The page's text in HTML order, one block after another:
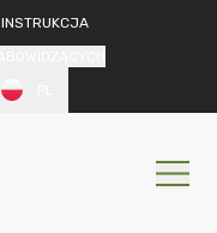
INSTRUKCJA